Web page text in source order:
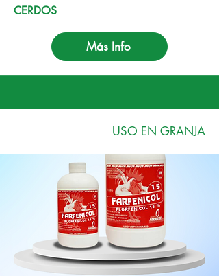
CERDOS
Más Info
USO EN GRANJA